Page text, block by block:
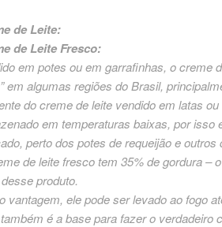
de Leite:
de Leite Fresco:
em potes ou em garrafinhas, o creme
em algumas regiões do Brasil,
do creme de leite vendido em latas
em temperaturas baixas, por
perto dos potes de requeijão e outros
de leite fresco tem 35% de gordura –
produto.
vantagem, ele pode ser levado ao fogo
é a base para fazer o verdadeiro